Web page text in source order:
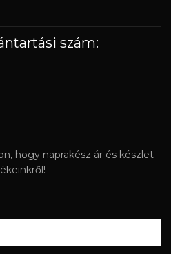
szám:
hogy naprakész ár és készlet